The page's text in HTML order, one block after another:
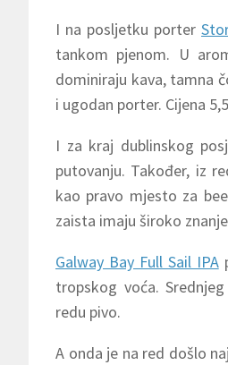
I na posljetku porter
tankom pjenom. U
dominiraju kava, tamna
i ugodan porter. Cijena
I za kraj dublinskog
putovanju. Također, iz
kao pravo mjesto za
zaista imaju široko
Galway Bay Full Sail IPA
tropskog voća.
redu pivo.
A onda je na red došlo